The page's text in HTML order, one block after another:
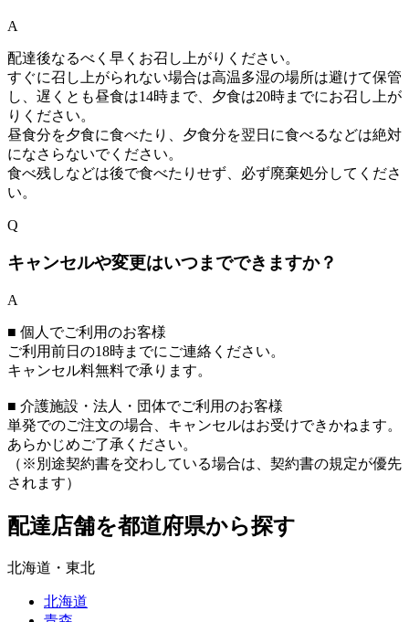
A
配達後なるべく早くお召し上がりください。
すぐに召し上がられない場合は高温多湿の場所は避けて保管
し、遅くとも昼食は14時まで、夕食は20時までにお召し上が
りください。
昼食分を夕食に食べたり、夕食分を翌日に食べるなどは絶対
になさらないでください。
食べ残しなどは後で食べたりせず、必ず廃棄処分してくださ
い。
Q
キャンセルや変更はいつまでできますか？
A
■ 個人でご利用のお客様
ご利用前日の18時までにご連絡ください。
キャンセル料無料で承ります。
■ 介護施設・法人・団体でご利用のお客様
単発でのご注文の場合、キャンセルはお受けできかねます。
あらかじめご了承ください。
（※別途契約書を交わしている場合は、契約書の規定が優先
されます）
配達店舗を都道府県から探す
北海道・東北
北海道